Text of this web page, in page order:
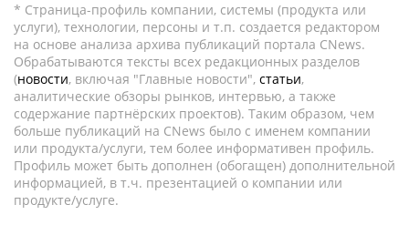
* Страница-профиль компании, системы (продукта или
услуги), технологии, персоны и т.п. создается редактором
на основе анализа архива публикаций портала CNews.
Обрабатываются тексты всех редакционных разделов
(новости, включая "Главные новости", статьи,
аналитические обзоры рынков, интервью, а также
содержание партнёрских проектов). Таким образом, чем
больше публикаций на CNews было с именем компании
или продукта/услуги, тем более информативен профиль.
Профиль может быть дополнен (обогащен) дополнительной
информацией, в т.ч. презентацией о компании или
продукте/услуге.